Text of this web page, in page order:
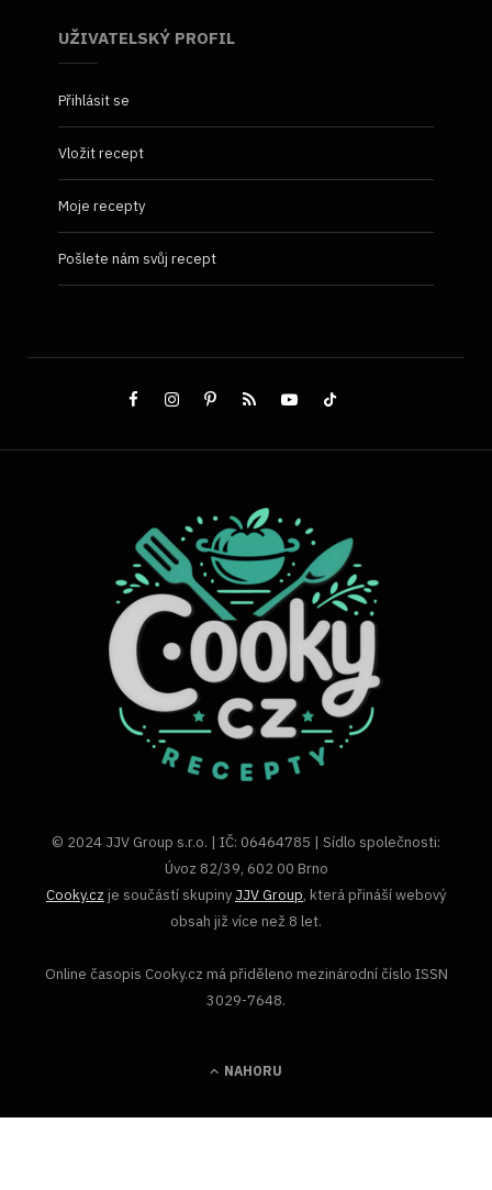
UŽIVATELSKÝ PROFIL
Přihlásit se
Vložit recept
Moje recepty
Pošlete nám svůj recept
© 2024 JJV Group s.r.o. | IČ: 06464785 | Sídlo společnosti:
Úvoz 82/39, 602 00 Brno
Cooky.cz je součástí skupiny JJV Group, která přináší webový
obsah již více než 8 let.
Online časopis Cooky.cz má přiděleno mezinárodní číslo ISSN
3029-7648.
NAHORU